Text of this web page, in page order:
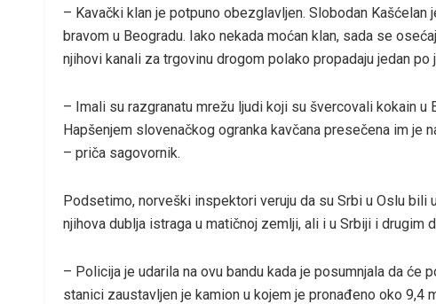
– Kavački klan je potpuno obezglavljen. Slobodan
bravom u Beogradu. Iako nekada moćan klan, sada se
njihovi kanali za trgovinu drogom polako propadaju jedan po
– Imali su razgranatu mrežu ljudi koji su švercovali kokain u
Hapšenjem slovenačkog ogranka kavčana presečena im je
– priča sagovornik.
Podsetimo, norveški inspektori veruju da su Srbi u Oslu bili
njihova dublja istraga u matičnoj zemlji, ali i u Srbiji i drugim
– Policija je udarila na ovu bandu kada je posumnjala da
stanici zaustavljen je kamion u kojem je pronađeno oko